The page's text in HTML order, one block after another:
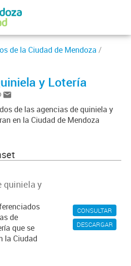
de la Ciudad de Mendoza /
y Lotería
de las agencias de quiniela y
en la Ciudad de Mendoza
CONSULTAR
DESCARGAR
quiniela y
de
que se
la Ciudad